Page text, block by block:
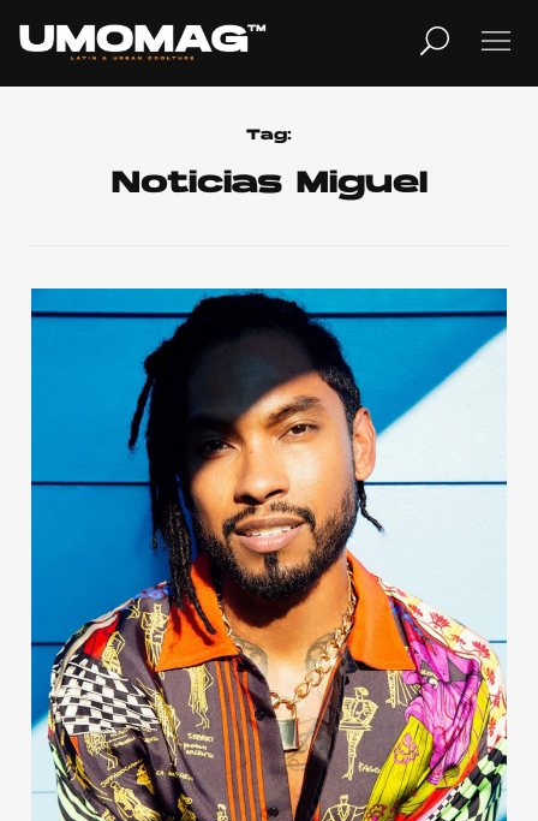
Home
Cover Story
Publicidad
Contacto
Aviso Legal
© 2015-2022 UMOMAG. PROPIEDAD DE UMO agency. TODOS LOS
DERECHOS RESERVADOS.
Tag:
Noticias Miguel